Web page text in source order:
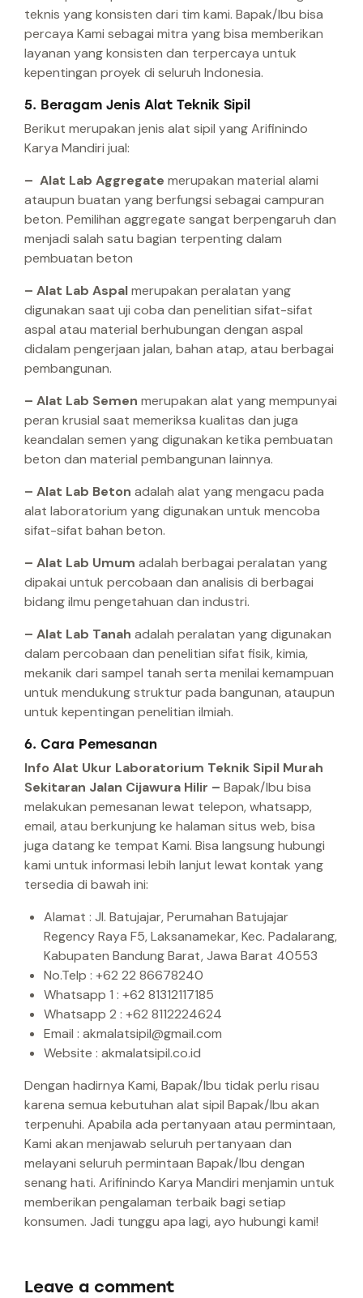
teknis yang konsisten dari tim kami. Bapak/Ibu bisa
percaya Kami sebagai mitra yang bisa memberikan
layanan yang konsisten dan terpercaya untuk
kepentingan proyek di seluruh Indonesia.
5. Beragam Jenis Alat Teknik Sipil
Berikut merupakan jenis alat sipil yang Arifinindo
Karya Mandiri jual:
– Alat Lab Aggregate merupakan material alami
ataupun buatan yang berfungsi sebagai campuran
beton. Pemilihan aggregate sangat berpengaruh dan
menjadi salah satu bagian terpenting dalam
pembuatan beton
– Alat Lab Aspalmerupakan peralatan yang
digunakan saat uji coba dan penelitian sifat-sifat
aspal atau material berhubungan dengan aspal
didalam pengerjaan jalan, bahan atap, atau berbagai
pembangunan.
– Alat Lab Semen merupakan alat yang mempunyai
peran krusial saat memeriksa kualitas dan juga
keandalan semen yang digunakan ketika pembuatan
beton dan material pembangunan lainnya.
– Alat Lab Beton adalah alat yang mengacu pada
alat laboratorium yang digunakan untuk mencoba
sifat-sifat bahan beton.
– Alat Lab Umum adalah berbagai peralatan yang
dipakai untuk percobaan dan analisis di berbagai
bidang ilmu pengetahuan dan industri.
– Alat Lab Tanah adalah peralatan yang digunakan
dalam percobaan dan penelitian sifat fisik, kimia,
mekanik dari sampel tanah serta menilai kemampuan
untuk mendukung struktur pada bangunan, ataupun
untuk kepentingan penelitian ilmiah.
6. Cara Pemesanan
Info Alat Ukur Laboratorium Teknik Sipil Murah
Sekitaran Jalan Cijawura Hilir – Bapak/Ibu bisa
melakukan pemesanan lewat telepon, whatsapp,
email, atau berkunjung ke halaman situs web, bisa
juga datang ke tempat Kami. Bisa langsung hubungi
kami untuk informasi lebih lanjut lewat kontak yang
tersedia di bawah ini:
Alamat : Jl. Batujajar, Perumahan Batujajar
Regency Raya F5, Laksanamekar, Kec. Padalarang,
Kabupaten Bandung Barat, Jawa Barat 40553
No.Telp : +62 22 86678240
Whatsapp 1 : +62 81312117185
Whatsapp 2 : +62 8112224624
Email : akmalatsipil@gmail.com
Website : akmalatsipil.co.id
Dengan hadirnya Kami, Bapak/Ibu tidak perlu risau
karena semua kebutuhan alat sipil Bapak/Ibu akan
terpenuhi. Apabila ada pertanyaan atau permintaan,
Kami akan menjawab seluruh pertanyaan dan
melayani seluruh permintaan Bapak/Ibu dengan
senang hati. Arifinindo Karya Mandiri menjamin untuk
memberikan pengalaman terbaik bagi setiap
konsumen. Jadi tunggu apa lagi, ayo hubungi kami!
Leave a comment